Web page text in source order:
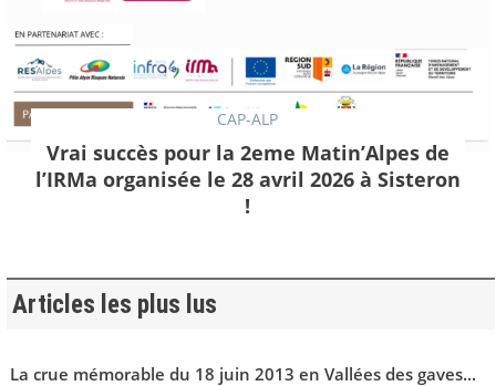
CAP-ALP
Vrai succès pour la 2eme Matin’Alpes de
l’IRMa organisée le 28 avril 2026 à Sisteron
!
Articles les plus lus
La crue mémorable du 18 juin 2013 en Vallées des gaves...